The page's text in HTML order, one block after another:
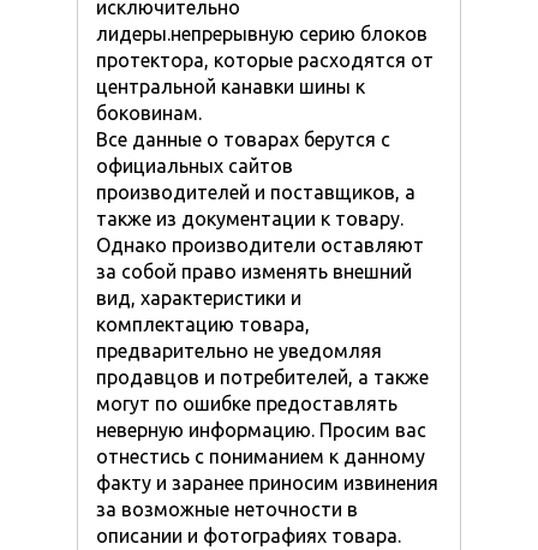
исключительно
лидеры.непрерывную серию блоков
протектора, которые расходятся от
центральной канавки шины к
боковинам.
Все данные о товарах берутся с
официальных сайтов
производителей и поставщиков, а
также из документации к товару.
Однако производители оставляют
за собой право изменять внешний
вид, характеристики и
комплектацию товара,
предварительно не уведомляя
продавцов и потребителей, а также
могут по ошибке предоставлять
неверную информацию. Просим вас
отнестись с пониманием к данному
факту и заранее приносим извинения
за возможные неточности в
описании и фотографиях товара.